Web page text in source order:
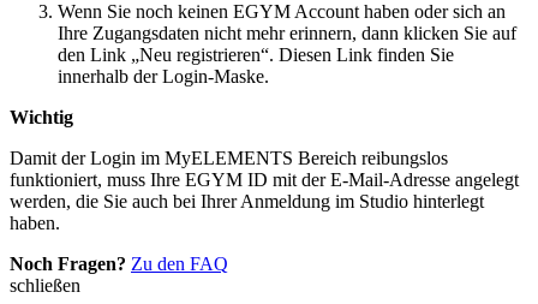
Wenn Sie noch keinen EGYM Account haben oder sich an
Ihre Zugangsdaten nicht mehr erinnern, dann klicken Sie auf
den Link „Neu registrieren“. Diesen Link finden Sie
innerhalb der Login-Maske.
Wichtig
Damit der Login im MyELEMENTS Bereich reibungslos
funktioniert, muss Ihre EGYM ID mit der E-Mail-Adresse angelegt
werden, die Sie auch bei Ihrer Anmeldung im Studio hinterlegt
haben.
Noch Fragen? Zu den FAQ
schließen